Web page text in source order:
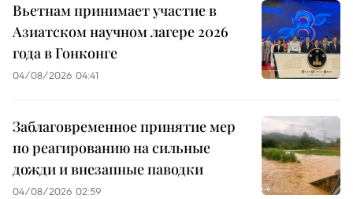
Вьетнам принимает участие в
Азиатском научном лагере 2026
года в Гонконге
04/08/2026 04:41
Заблаговременное принятие мер
по реагированию на сильные
дожди и внезапные паводки
04/08/2026 02:59